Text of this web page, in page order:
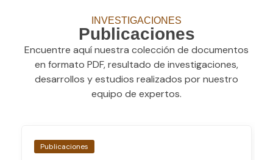
INVESTIGACIONES
Publicaciones
Encuentre aquí nuestra colección de documentos
en formato PDF, resultado de investigaciones,
desarrollos y estudios realizados por nuestro
equipo de expertos.
Publicaciones